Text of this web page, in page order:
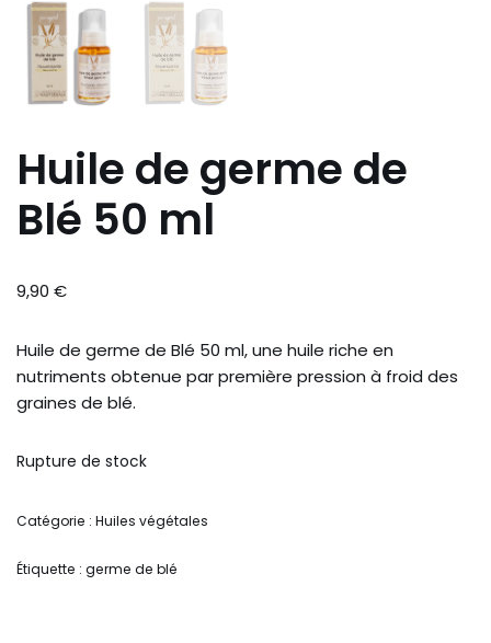
Huile de germe de
Blé 50 ml
9,90 €
Huile de germe de Blé 50 ml, une huile riche en
nutriments obtenue par première pression à froid des
graines de blé.
Rupture de stock
Catégorie : Huiles végétales
Étiquette : germe de blé